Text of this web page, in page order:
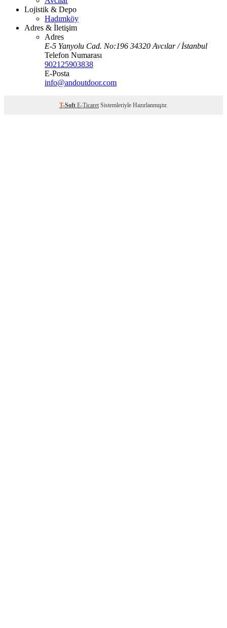
Lojistik & Depo
Hadımköy
Adres & İletişim
Adres
E-5 Yanyolu Cad. No:196 34320 Avcılar / İstanbul
Telefon Numarası
902125903838
E-Posta
info@andoutdoor.com
T-Soft E-Ticaret Sistemleriyle Hazırlanmıştır.